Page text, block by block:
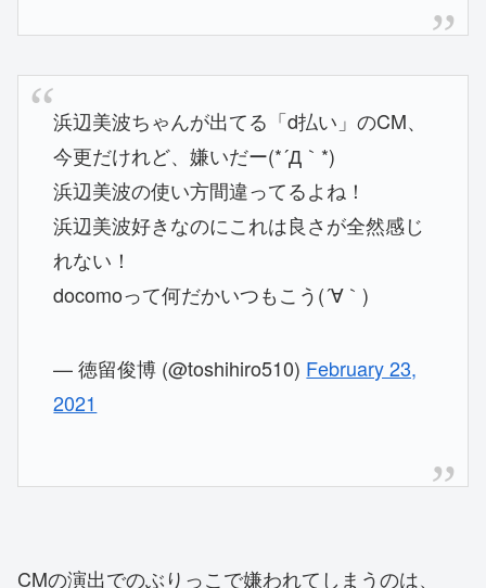
浜辺美波ちゃんが出てる「d払い」のCM、
今更だけれど、嫌いだー(*´Д｀*)
浜辺美波の使い方間違ってるよね！
浜辺美波好きなのにこれは良さが全然感じ
れない！
docomoって何だかいつもこう(´∀｀)
— 徳留俊博 (@toshihiro510) February 23,
2021
CMの演出でのぶりっこで嫌われてしまうのは、